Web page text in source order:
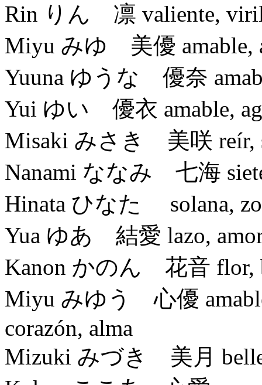
Rin りん 凛 valiente,
Miyu みゆ 美優 amable,
Yuuna ゆうな 優奈
Yui ゆい 優衣 amable,
Misaki みさき 美咲 reír,
Nanami ななみ 七海
Hinata ひなた solana,
Yua ゆあ 結愛 lazo,
Kanon かのん 花音 flor,
Miyu みゆう 心優
corazón, alma
Mizuki みづき 美月